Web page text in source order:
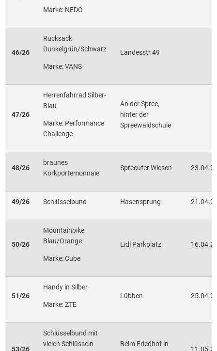
Marke: NEDO
46/26
Rucksack
Dunkelgrün/Schwarz
Marke: VANS
Landesstr.49
47/26
Herrenfahrrad Silber-
Blau
Marke: Performance
Challenge
An der Spree,
hinter der
Spreewaldschule
48/26
braunes
Korkportemonnaie
Spreeufer Wiesen
49/26 Schlüsselbund Hasensprung
50/26
Mountainbike
Blau/Orange
Marke: Cube
Lidl Parkplatz
51/26
Handy in Silber
Marke: ZTE
Lübben
53/26
Schlüsselbund mit
vielen Schlüsseln
Beim Friedhof in